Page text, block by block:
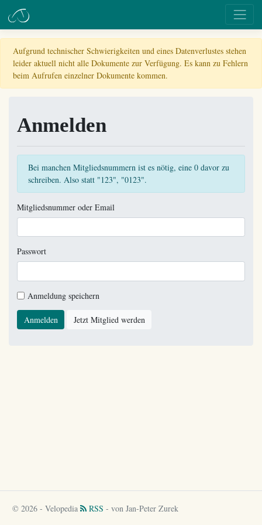
Aufgrund technischer Schwierigkeiten und eines Datenverlustes stehen
leider aktuell nicht alle Dokumente zur Verfügung. Es kann zu Fehlern
beim Aufrufen einzelner Dokumente kommen.
Anmelden
Bei manchen Mitgliedsnummern ist es nötig, eine 0 davor zu
schreiben. Also statt "123", "0123".
Mitgliedsnummer oder Email
Passwort
Anmeldung speichern
Anmelden Jetzt Mitglied werden
© 2026 - Velopedia RSS - von Jan-Peter Zurek